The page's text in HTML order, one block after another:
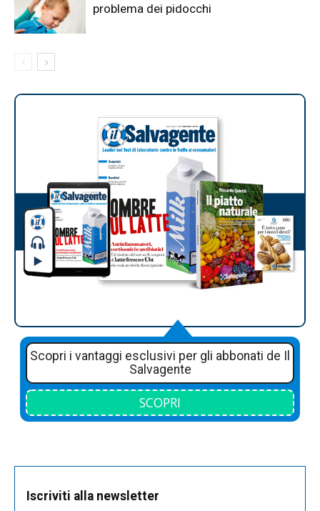
problema dei pidocchi
Scopri i vantaggi esclusivi per gli abbonati de Il
Salvagente
SCOPRI
Iscriviti alla newsletter